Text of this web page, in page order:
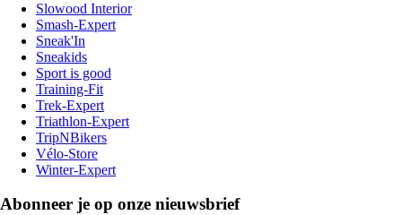
Slowood Interior
Smash-Expert
Sneak'In
Sneakids
Sport is good
Training-Fit
Trek-Expert
Triathlon-Expert
TripNBikers
Vélo-Store
Winter-Expert
Abonneer je op onze nieuwsbrief